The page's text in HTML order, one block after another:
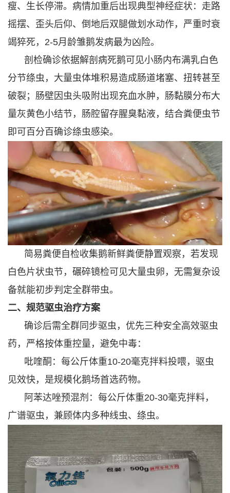
瘦、生长停滞。病情加重后出现典型神经症状：走路
摇摆、歪头后仰、倒地后双腿做划水动作，严重时衰
竭猝死，2-5月龄雏鹅发病最为凶险。
剖检确诊依据解剖病死鹅可见小肠内布满乳白色
分节绦虫，大量虫体堆积易造成肠道堵塞、扭转甚至
破裂；肠壁因虫头吸附出现充血水肿，肠黏膜分布大
量灰黄色小结节，肠腔留存腥臭黏液，结合粪便虫节
即可百分百确诊绦虫感染。
简易粪便自检收集鹅新鲜粪便静置观察，若发现
白色片状虫节，碾碎镜检可见大量虫卵，无需复杂设
备就能初步判定全群带虫。
二、规范驱虫治疗方案
确诊后需全群同步驱虫，优先三种安全高效驱虫
药，严格按体重控量，避免中毒：
吡喹酮：每公斤体重10-20毫克拌料投喂，驱虫
见效快，是规模化鹅场首选药物。
阿苯达唑预混剂：每公斤体重20-30毫克拌料，
广谱驱虫，兼顾体内多种线虫、绦虫。